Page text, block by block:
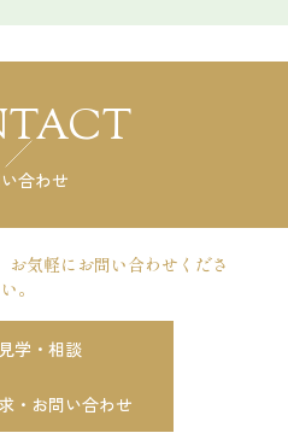
- 13:30
する
- 17:00
を見る
展示
婚礼アイテム展示
合わせ
お気軽にお問い合わせくださ
い。
見学・相談
・お問い合わせ